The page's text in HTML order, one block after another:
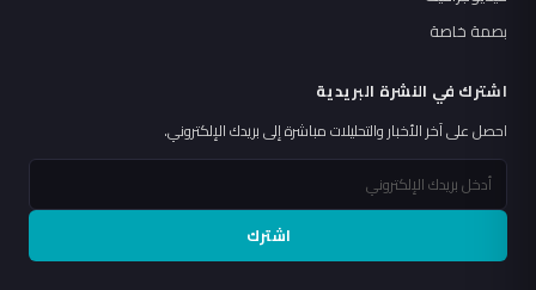
بصمة خاصة
اشترك في النشرة البريدية
احصل على آخر الأخبار والتحليلات مباشرة إلى بريدك الإلكتروني.
اشترك